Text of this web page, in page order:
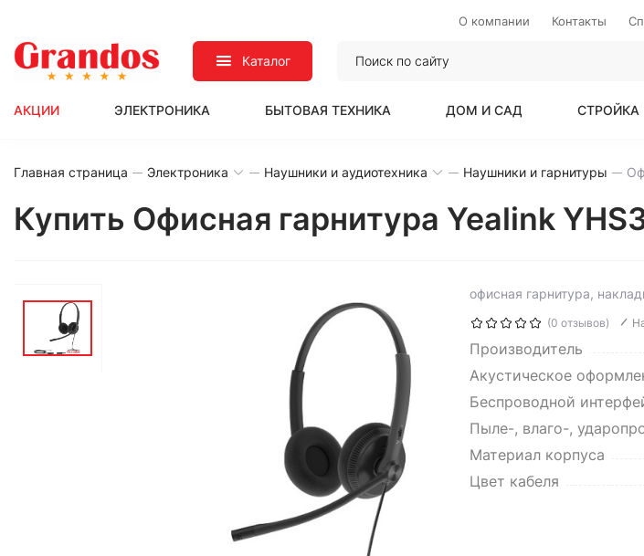
О компании Контакты
Каталог
АКЦИИ ЭЛЕКТРОНИКА БЫТОВАЯ ТЕХНИКА ДОМ И САД СТРОЙКА
Главная страница Электроника Наушники и аудиотехника Наушники и гарнитуры
Купить Офисная гарнитура Yealink
офисная гарнитура,
(0 отзывов)
Производитель
Акустическое
Беспроводной
Пыле-, влаго-,
Материал корпуса
Цвет кабеля